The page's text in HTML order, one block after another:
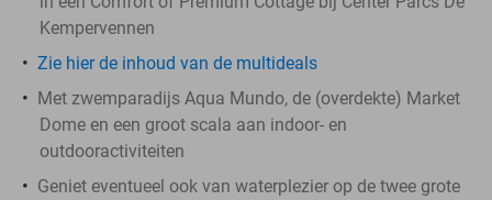
Kempervennen
Zie hier de inhoud van de multideals
Met zwemparadijs Aqua Mundo, de (overdekte) Market
Dome en een groot scala aan indoor- en
outdooractiviteiten
Geniet eventueel ook van waterplezier op de twee grote